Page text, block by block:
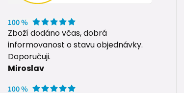
Zboží dodáno včas, dobrá
informovanost o stavu objednávky.
Doporučuji.
Miroslav